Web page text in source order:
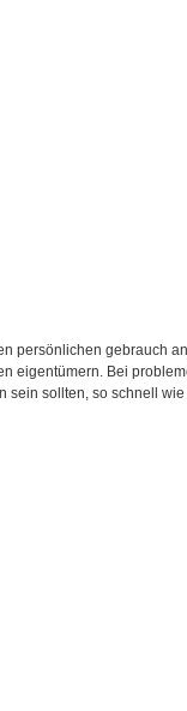
persönlichen gebrauch
Bei
sollten, so schnell